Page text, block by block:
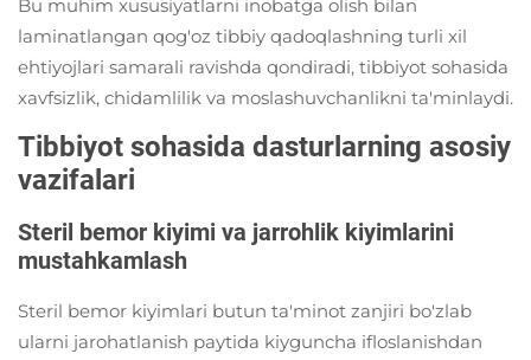
Bu muhim xususiyatlarni inobatga olish bilan
laminatlangan qog'oz tibbiy qadoqlashning turli xil
ehtiyojlari samarali ravishda qondiradi, tibbiyot sohasida
xavfsizlik, chidamlilik va moslashuvchanlikni ta'minlaydi.
Tibbiyot sohasida dasturlarning asosiy
vazifalari
Steril bemor kiyimi va jarrohlik kiyimlarini
mustahkamlash
Steril bemor kiyimlari butun ta'minot zanjiri bo'zlab
ularni jarohatlanish paytida kiyguncha ifloslanishdan